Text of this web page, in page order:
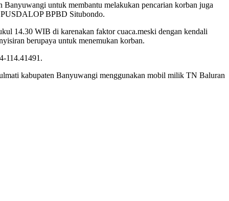
untuk membantu melakukan pencarian korban juga
PUSDALOP BPBD Situbondo.
14.30 WIB di karenakan faktor cuaca.meski dengan kendali
berupaya untuk menemukan korban.
114.41491.
kabupaten Banyuwangi menggunakan mobil milik TN Baluran